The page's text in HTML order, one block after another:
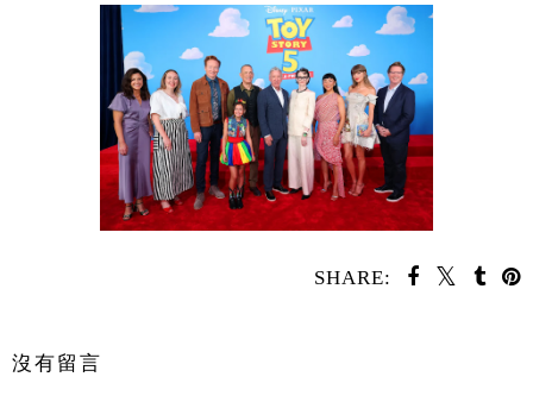
SHARE:
沒有留言